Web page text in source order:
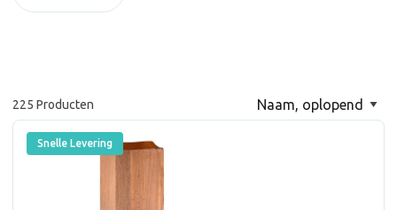
225 Producten
Snelle Levering